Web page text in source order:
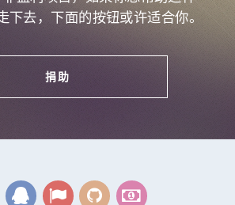
下去，下面的按钮或许适合你。
捐助